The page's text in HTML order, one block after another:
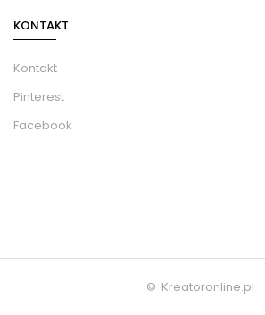
KONTAKT
Kontakt
Pinterest
Facebook
© Kreatoronline.pl